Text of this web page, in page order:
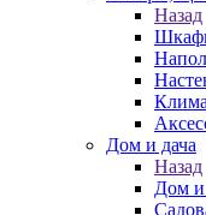
Назад
Дом и дача
Назад
Дом и